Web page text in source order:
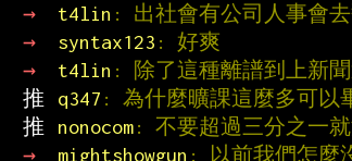
→
t4lin : 出社會有公司人事會
→
syntax123 : 好爽
→
t4lin : 除了這種離譜到上新聞
推
q347 : 為什麼曠課這麼多可以
推
nonocom: 不要超過三分之一
→
mightshowgun : 以前我們怎麼